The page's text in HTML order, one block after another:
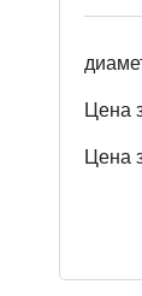
Цена
Цена